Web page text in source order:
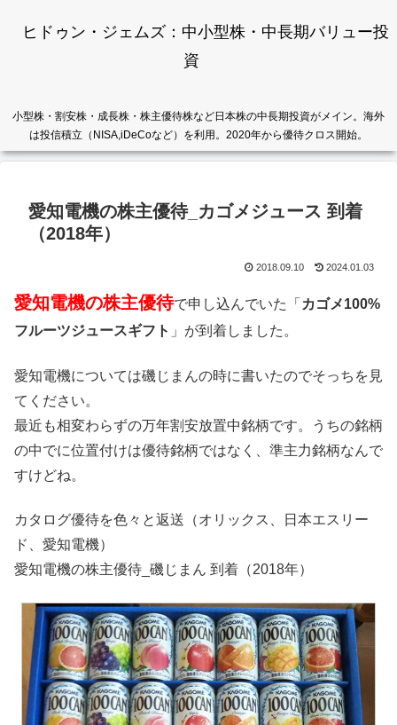
ヒドゥン・ジェムズ：中小型株・中長期バリュー投
資
小型株・割安株・成長株・株主優待株など日本株の中長期投資がメイン。海外
は投信積立（NISA,iDeCoなど）を利用。2020年から優待クロス開始。
愛知電機の株主優待_カゴメジュース 到着
（2018年）
2018.09.10 2024.01.03
愛知電機の株主優待で申し込んでいた「 カゴメ100%
フルーツジュースギフト 」が到着しました。
愛知電機については磯じまんの時に書いたのでそっちを見
てください。
最近も相変わらずの万年割安放置中銘柄です。うちの銘柄
の中でに位置付けは優待銘柄ではなく、準主力銘柄なんで
すけどね。
カタログ優待を色々と返送（オリックス、日本エスリー
ド、愛知電機）
愛知電機の株主優待_磯じまん 到着（2018年）